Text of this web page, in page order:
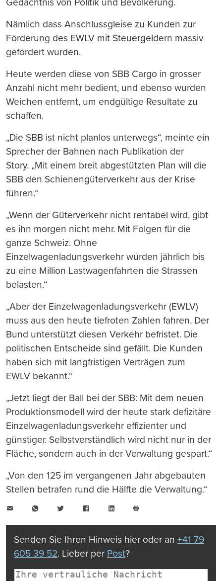
Nämlich dass Anschlussgleise zu Kunden zur
Förderung des EWLV mit Steuergeldern massiv
gefördert wurden.
Heute werden diese von SBB Cargo in grosser
Anzahl nicht mehr bedient, und ebenso wurden
Weichen entfernt, um endgültige Resultate zu
schaffen.
„Die SBB ist nicht planlos unterwegs“, meinte ein
Sprecher der Bahnen nach Publikation der
Story. „Mit einem breit abgestützten Plan will die
SBB den Schienengüterverkehr aus der Krise
führen.“
„Wenn der Güterverkehr nicht rentabel wird, gibt
es ihn morgen nicht mehr. Mit Folgen für die
ganze Schweiz. Ohne
Einzelwagenladungsverkehr würden jährlich bis
zu eine Million Lastwagenfahrten die Strassen
belasten.“
„Aber der Einzelwagenladungsverkehr (EWLV)
muss aus den heute tiefroten Zahlen fahren. Der
Bund unterstützt diesen Verkehr befristet. Die
politischen Entscheide sind gefällt. Die Kunden
haben sich mit langfristigen Verträgen zum
EWLV bekannt.“
„Jetzt liegt der Ball bei der SBB: Mit dem neuen
Produktionsmodell wird der heute stark defizitäre
Einzelwagenladungsverkehr effizienter und
günstiger. Selbstverständlich wird nicht nur in der
Fläche, sondern auch in der Verwaltung gespart.“
„Von den 125 im vergangenen Jahr abgebauten
Stellen betrafen rund die Hälfte die Verwaltung.“
WhatsAppTwitter FacebookLinkedIn
drucken
Senden Sie Ihren Hinweis hier oder an +41 79
605 39 52. Lieber per Post?